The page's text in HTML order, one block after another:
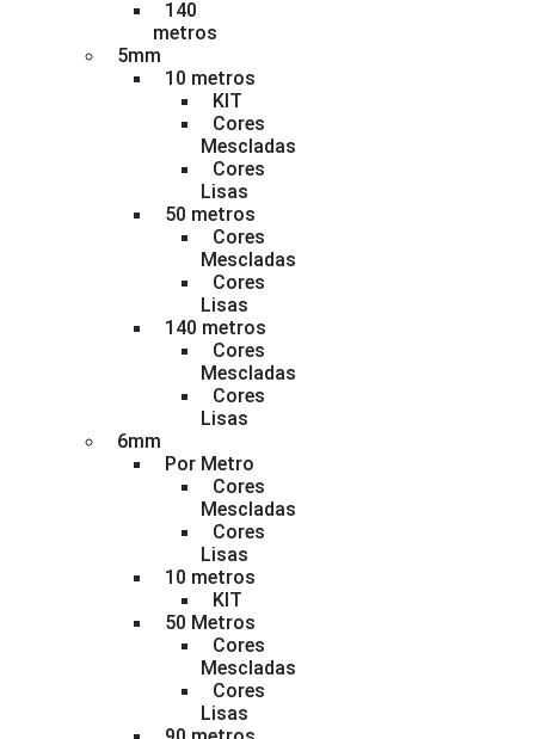
140
metros
5mm
10 metros
KIT
Cores
Mescladas
Cores
Lisas
50 metros
Cores
Mescladas
Cores
Lisas
140 metros
Cores
Mescladas
Cores
Lisas
6mm
Por Metro
Cores
Mescladas
Cores
Lisas
10 metros
KIT
50 Metros
Cores
Mescladas
Cores
Lisas